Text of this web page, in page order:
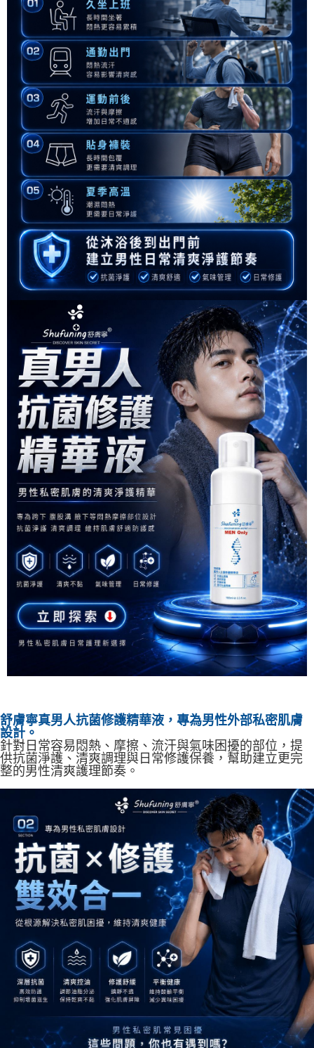
【注意事項】
１．透過由恩沛科技股份有限公司提供之「AFTEE先享後付」服務完成之交
易，需依本服務之必要範圍內提供個人資料，並將交易相關給付款項請求債
權轉讓予恩沛科技股份有限公司。
２．關於個人資料處理事宜，請瀏覽以下網址：
https://aftee.tw/terms/#terms3
３．未成年的使用者請事先徵得法定代理人或監護人之同意方可使用
「AFTEE先享後付」，若未經同意申辦者引起之損失，本公司不負相關責
任。
４．使用「AFTEE先享後付」時，將依據個別帳號之用戶狀況，依本公司即
時審查核予不同之上限額度；若仍有額度不足之情形，本公司將視審查結果
請求用戶進行身份認證。
５．嚴禁一人註冊多個帳號或使用他人資訊註冊。若發現惡意使用之情形，
恩沛科技股份有限公司將有權停止該用戶之使用額度並採取法律行動。
7-11取貨付款
每筆NT$120，滿NT$1,500(含以上)免運費
付款後7-11取貨
每筆NT$120，滿NT$1,500(含以上)免運費
宅配
每筆NT$120，滿NT$1,500(含以上)免運費
國家/區域配送 查看運費
舒膚寧真男人抗菌修護精華液，專為男性外部私密肌膚
設計。
針對日常容易悶熱、摩擦、流汗與氣味困擾的部位，提
供抗菌淨護、清爽調理與日常修護保養，幫助建立更完
整的男性清爽護理節奏。